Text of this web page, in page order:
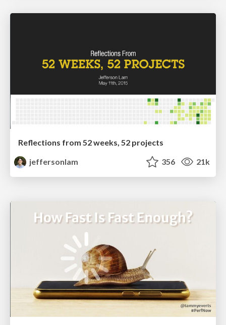
Reflections from 52 weeks, 52 projects
jeffersonlam
356 21k